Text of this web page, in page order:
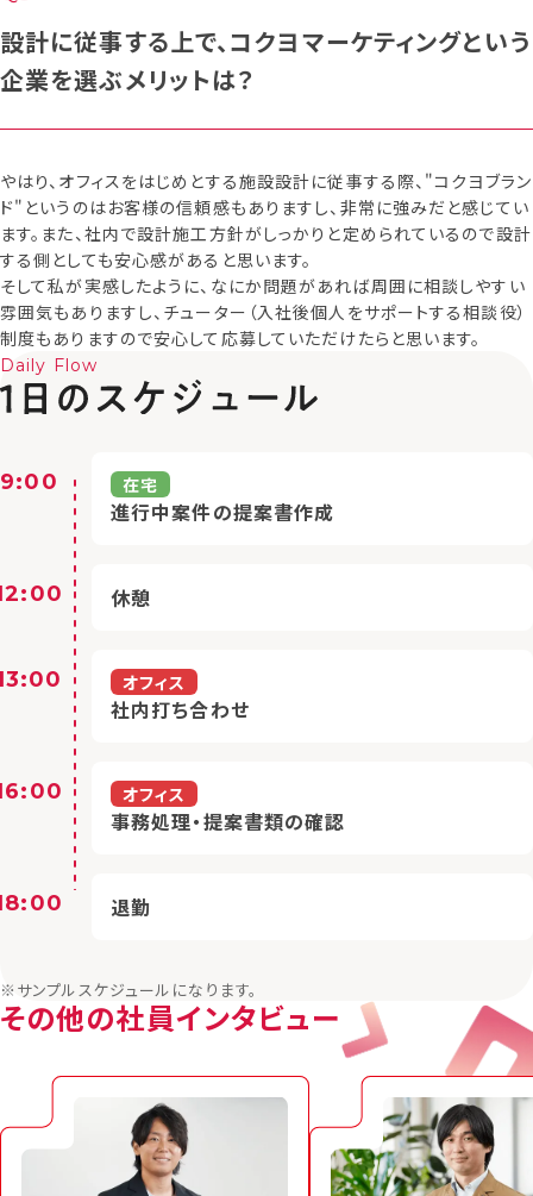
設計に従事する上で、コクヨマーケティングという
企業を選ぶメリットは？
やはり、オフィスをはじめとする施設設計に従事する際、"コクヨブラン
ド"というのはお客様の信頼感もありますし、非常に強みだと感じてい
ます。また、社内で設計施工方針がしっかりと定められているので設計
する側としても安心感があると思います。
そして私が実感したように、なにか問題があれば周囲に相談しやすい
雰囲気もありますし、チューター（入社後個人をサポートする相談役）
制度もありますので安心して応募していただけたらと思います。
Daily Flow
9:00 在宅
進行中案件の提案書作成
休憩
オフィス
社内打ち合わせ
オフィス
事務処理・提案書類の確認
退勤
※サンプルスケジュールになります。
その他の社員インタビュー